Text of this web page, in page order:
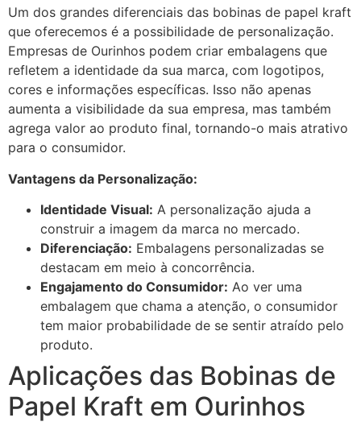
Um dos grandes diferenciais das bobinas de papel kraft
que oferecemos é a possibilidade de personalização.
Empresas de Ourinhos podem criar embalagens que
refletem a identidade da sua marca, com logotipos,
cores e informações específicas. Isso não apenas
aumenta a visibilidade da sua empresa, mas também
agrega valor ao produto final, tornando-o mais atrativo
para o consumidor.
Vantagens da Personalização:
Identidade Visual: A personalização ajuda a
construir a imagem da marca no mercado.
Diferenciação: Embalagens personalizadas se
destacam em meio à concorrência.
Engajamento do Consumidor: Ao ver uma
embalagem que chama a atenção, o consumidor
tem maior probabilidade de se sentir atraído pelo
produto.
Aplicações das Bobinas de
Papel Kraft em Ourinhos